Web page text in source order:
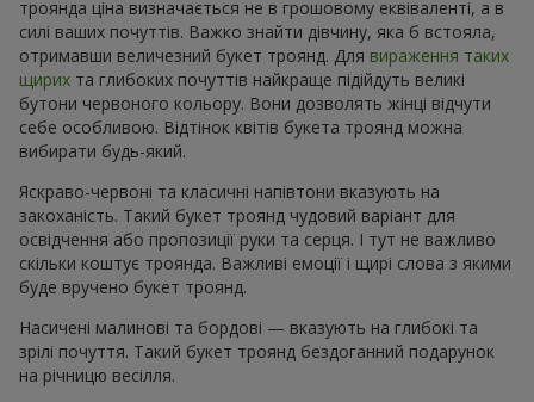
троянда ціна визначається не в грошовому еквіваленті, а в
силі ваших почуттів. Важко знайти дівчину, яка б встояла,
отримавши величезний букет троянд. Для вираження таких
щирих та глибоких почуттів найкраще підійдуть великі
бутони червоного кольору. Вони дозволять жінці відчути
себе особливою. Відтінок квітів букета троянд можна
вибирати будь-який.
Яскраво-червоні та класичні напівтони вказують на
закоханість. Такий букет троянд чудовий варіант для
освідчення або пропозиції руки та серця. І тут не важливо
скільки коштує троянда. Важливі емоції і щирі слова з якими
буде вручено букет троянд.
Насичені малинові та бордові — вказують на глибокі та
зрілі почуття. Такий букет троянд бездоганний подарунок
на річницю весілля.